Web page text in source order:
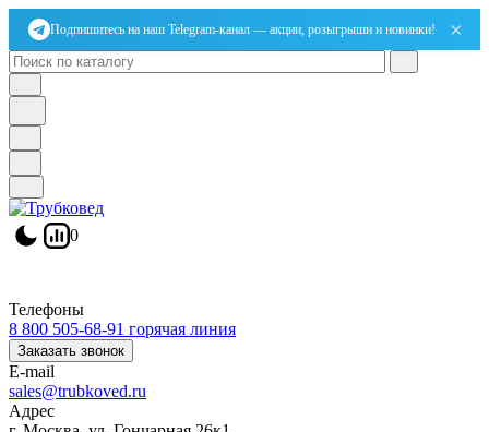
Подпишитесь на наш Telegram-канал — акции, розыгрыши и новинки! ×
0
Телефоны
8 800 505-68-91 горячая линия
Заказать звонок
E-mail
sales@trubkoved.ru
Адрес